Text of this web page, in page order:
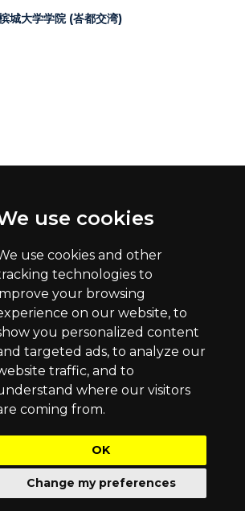
use cookies
use cookies and other
technologies to
your browsing
on our website, to
you personalized content
targeted ads, to analyze our
traffic, and to
where our visitors
coming from.
OK
Change my preferences
城大学学院 (峇都交湾)
of Wollongong Malaysia (DU066(B)),
University College (DKU032(P)),
(DK280-01(B)), UOW Malaysia
Provider ID (TEQSA): PRV12062.
CRICOS Provider No: 00102E. All Rights